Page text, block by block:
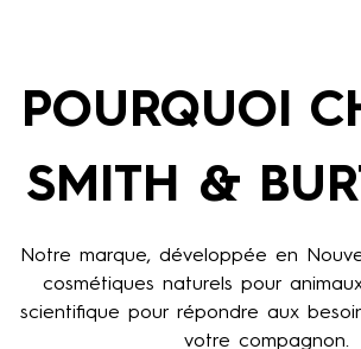
POURQUOI
SMITH &
Notre marque, développée en
cosmétiques naturels pour
scientifique pour répondre aux
votre compagnon.